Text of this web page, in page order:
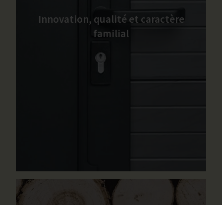
Innovation, qualité et caractère
familial